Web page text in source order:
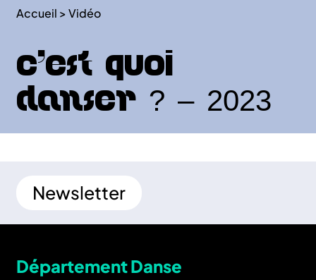
Accueil >Vidéo
C’est quoi
danser ? – 2023
Newsletter
Département Danse